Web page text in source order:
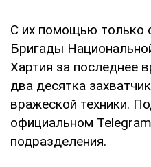
С их помощью только
Бригады
Хартия за последнее
два десятка
вражеской техники.
официальном
подразделения.